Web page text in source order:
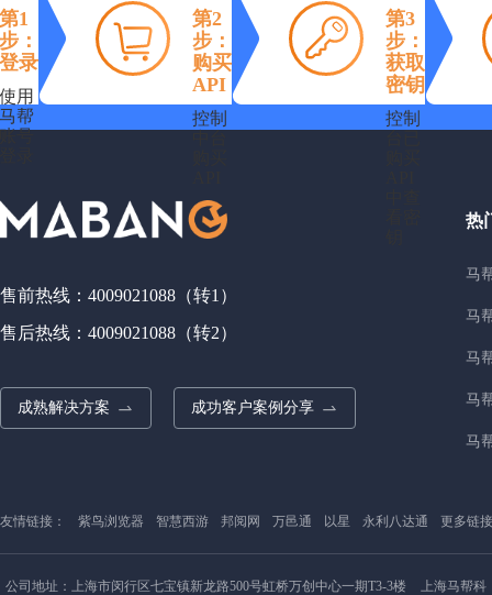
第1
步：
登录
使用
马帮
账号
第2
步：
购买
API
控制
第3
步：
获取
密钥
控制
售前热线：4009021088（转1）
售后热线：4009021088（转2）
成熟解决方案 成功客户案例分享
热
马
马
马
马
马
友情链接： 紫鸟浏览器 智慧西游 邦阅网 万邑通 以星 永利八达通 更多链接
公司地址：上海市闵行区七宝镇新龙路500号虹桥万创中心一期T3-3楼 上海马帮科